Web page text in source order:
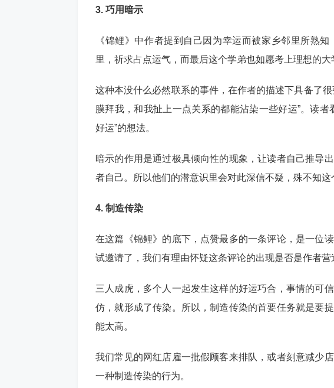
3. 巧用暗示
《锦鲤》中作者提到自己因为幸运而被家乡邻里所熟
里，祈求占点运气，而最后这个学弟也如愿考上理想的大
这种本没什么必然联系的事件，在作者的描述下具备了
膜拜我，和我扯上一点关系的都能沾染一些好运”。读
好运”的想法。
暗示的作用是通过极具倾向性的现象，让读者自己推导
者自己。所以他们的潜意识里会对此深信不疑，殊不知这
4. 制造传染
在这篇《锦鲤》的底下，点赞最多的一条评论，是一位
试邀请了，我们有理由怀疑这条评论的出现是否是作者营
三人成虎，多个人一起发生这样的好运巧合，事情的可
仿，就形成了传染。所以，制造传染的首要任务就是要
能太高。
我们常见的网红店雇一批假顾客来排队，或者刻意减少
一种制造传染的行为。